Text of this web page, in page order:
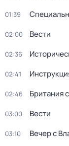
01:39
02:00 Вести
02:36
02:41
02:46 Британия
03:00 Вести
03:10 Вечер с